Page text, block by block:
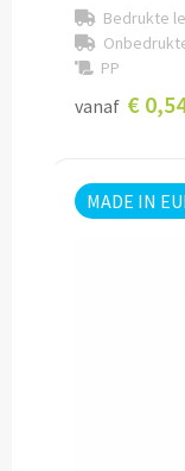
Koeken &
Koekjes
Chips & Nootjes
Pepernoten &
Bedrukte
PP
vanaf €
MADE IN